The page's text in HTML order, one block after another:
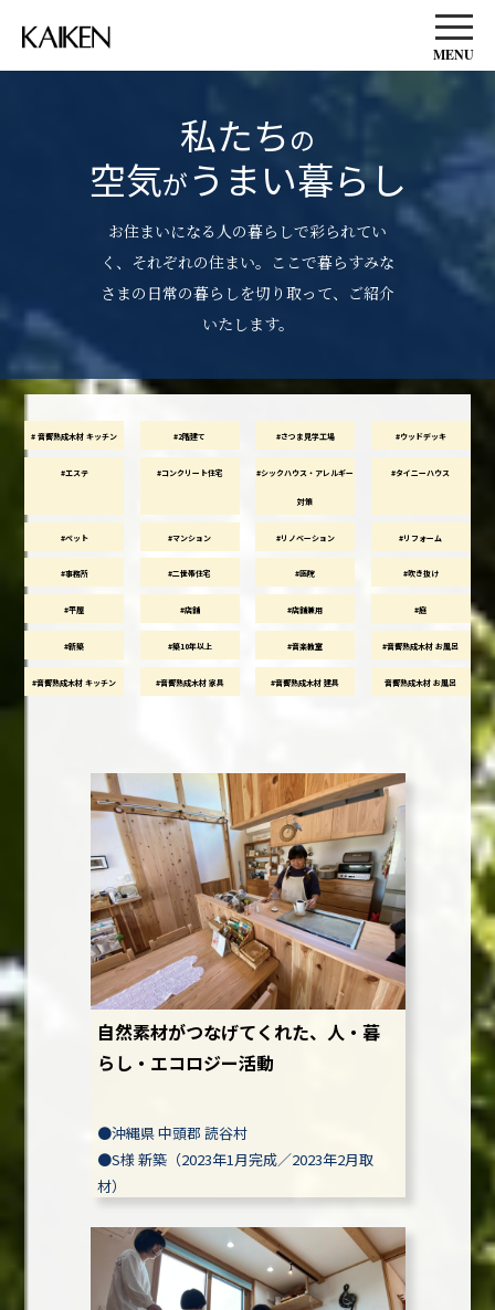
MENU
私たちの
空気がうまい暮らし
お住まいになる人の暮らしで彩られてい
く、それぞれの住まい。 ここで暮らすみな
さまの日常の暮らしを切り取って、ご紹介
いたします。
# 音響熟成木材 キッチン #2階建て #さつま見学工場 #ウッドデッキ
#エステ #コンクリート住宅 #シックハウス・アレルギー
対策
#タイニーハウス
#ペット #マンション #リノベーション #リフォーム
#事務所 #二世帯住宅 #医院 #吹き抜け
#平屋 #店舗 #店舗兼用 #庭
#新築 #築10年以上 #音楽教室 #音響熟成木材 お風呂
#音響熟成木材 キッチン #音響熟成木材 家具 #音響熟成木材 建具 音響熟成木材 お風呂
自然素材がつなげてくれた、人・暮
らし・エコロジー活動
●沖縄県 中頭郡 読谷村
●S様新築（2023年1月完成／2023年2月取
材）